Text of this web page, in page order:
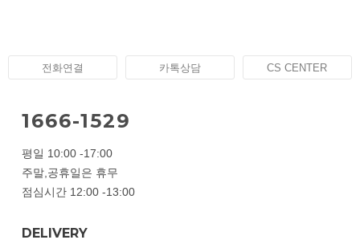
전화연결 카톡상담 CS CENTER
1666-1529
평일 10:00 -17:00
주말,공휴일은 휴무
점심시간 12:00 -13:00
DELIVERY